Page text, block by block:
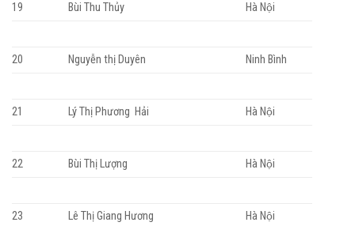
19 Bùi Thu Thủy Hà Nội
20 Nguyễn thị Duyên Ninh Bình
21 Lý Thị Phương Hải Hà Nội
22 Bùi Thị Lượng Hà Nội
23 Lê Thị Giang Hương Hà Nội